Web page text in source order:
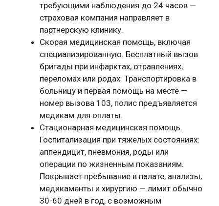
требующими наблюдения до 24 часов —
страховая компания направляет в
партнерскую клинику.
Скорая медицинская помощь, включая
специализированную. Бесплатный вызов
бригады при инфарктах, отравлениях,
переломах или родах. Транспортировка в
больницу и первая помощь на месте —
номер вызова 103, полис предъявляется
медикам для оплаты.
Стационарная медицинская помощь.
Госпитализация при тяжелых состояниях:
аппендицит, пневмония, роды или
операции по жизненным показаниям.
Покрывает пребывание в палате, анализы,
медикаменты и хирургию — лимит обычно
30-60 дней в год, с возможным